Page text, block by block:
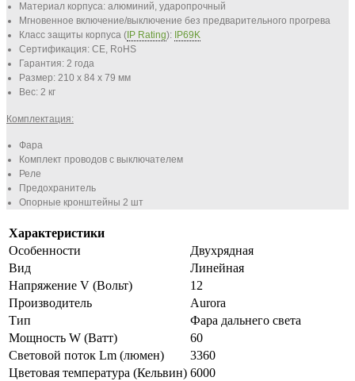
Материал корпуса: алюминий, ударопрочный
Мгновенное включение/выключение без предварительного прогрева
Класс защиты корпуса ( IP Rating): IP69K
Сертификация: CE, RoHS
Гарантия: 2 года
Размер: 210 х 84 х 79 мм
Вес: 2 кг
Комплектация:
Фара
Комплект проводов с выключателем
Реле
Предохранитель
Опорные кронштейны 2 шт
Характеристики
Особенности
Двухрядная
Вид
Линейная
Напряжение V (Вольт)
12
Производитель
Aurora
Тип
Фара дальнего света
Мощность W (Ватт)
60
Световой поток Lm (люмен)
3360
Цветовая температура (Кельвин) 6000